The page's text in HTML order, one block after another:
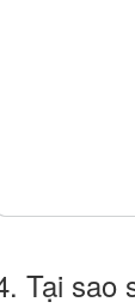
Tại sao